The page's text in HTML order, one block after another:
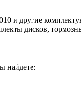
и другие
дисков,
найдете: